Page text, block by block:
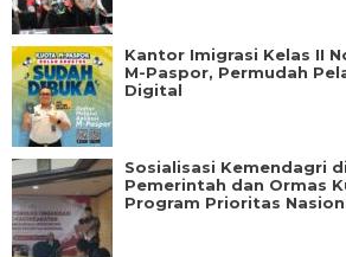
Kantor Imigrasi Kelas II
M-Paspor, Permudah
Digital
Sosialisasi Kemendagri
Pemerintah dan Ormas
Program Prioritas